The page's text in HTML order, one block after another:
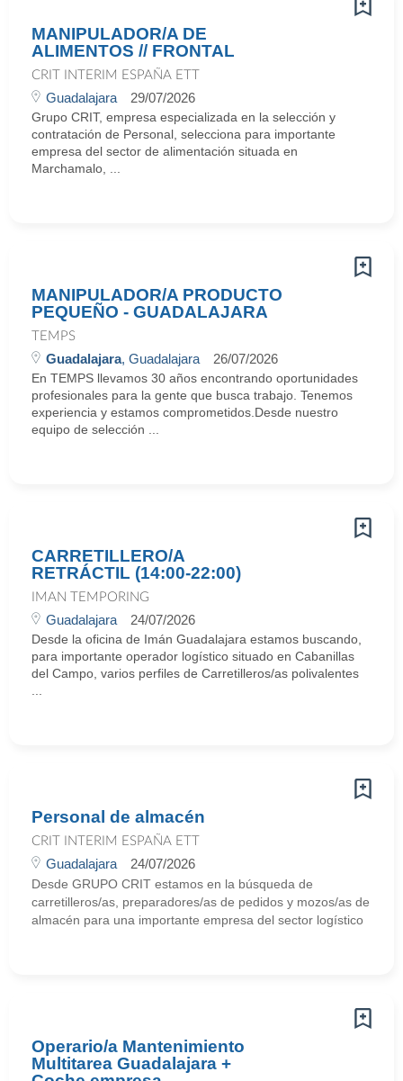
MANIPULADOR/A DE
ALIMENTOS // FRONTAL
CRIT INTERIM ESPAÑA ETT
Guadalajara 29/07/2026
Grupo CRIT, empresa especializada en la selección y
contratación de Personal, selecciona para importante
empresa del sector de alimentación situada en
Marchamalo, ...
MANIPULADOR/A PRODUCTO
PEQUEÑO - GUADALAJARA
TEMPS
Guadalajara, Guadalajara 26/07/2026
En TEMPS llevamos 30 años encontrando oportunidades
profesionales para la gente que busca trabajo. Tenemos
experiencia y estamos comprometidos.Desde nuestro
equipo de selección ...
CARRETILLERO/A
RETRÁCTIL (14:00-22:00)
IMAN TEMPORING
Guadalajara 24/07/2026
Desde la oficina de Imán Guadalajara estamos buscando,
para importante operador logístico situado en Cabanillas
del Campo, varios perfiles de Carretilleros/as polivalentes
Personal de almacén
CRIT INTERIM ESPAÑA ETT
Guadalajara 24/07/2026
Desde GRUPO CRIT estamos en la búsqueda de
carretilleros/as, preparadores/as de pedidos y mozos/as de
almacén para una importante empresa del sector logístico
Operario/a Mantenimiento
Multitarea Guadalajara +